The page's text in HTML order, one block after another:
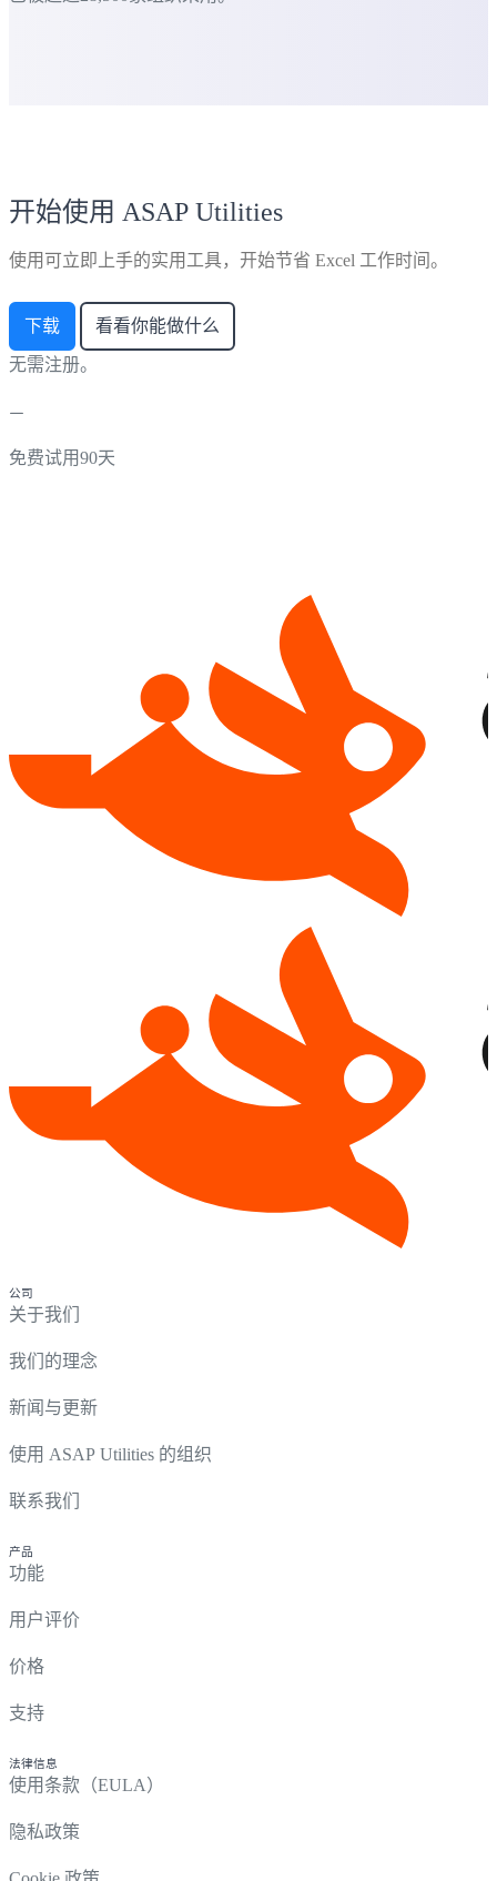
开始使用 ASAP Utilities
使用可立即上手的实用工具，开始节省 Excel 工作时间。
下载 看看你能做什么
无需注册。
免费试用90天
公司
关于我们
我们的理念
新闻与更新
使用 ASAP Utilities 的组织
联系我们
产品
功能
用户评价
价格
支持
法律信息
使用条款（EULA）
隐私政策